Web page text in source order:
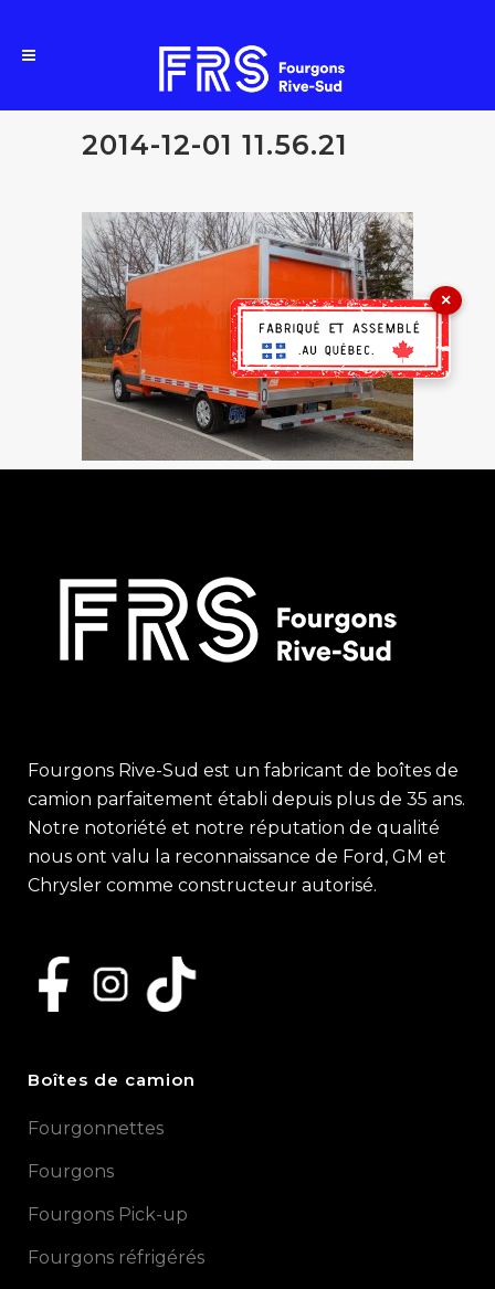
2014-12-01 11.56.21
Fourgons Rive-Sud est un fabricant de boîtes de
camion parfaitement établi depuis plus de 35 ans.
Notre notoriété et notre réputation de qualité
nous ont valu la reconnaissance de Ford, GM et
Chrysler comme constructeur autorisé.
Boîtes de camion
Fourgonnettes
Fourgons
Fourgons Pick-up
Fourgons réfrigérés
×